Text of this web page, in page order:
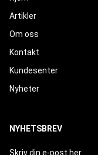
Artikler
Om oss
Kontakt
Kundesenter
Nyheter
NYHETSBREV